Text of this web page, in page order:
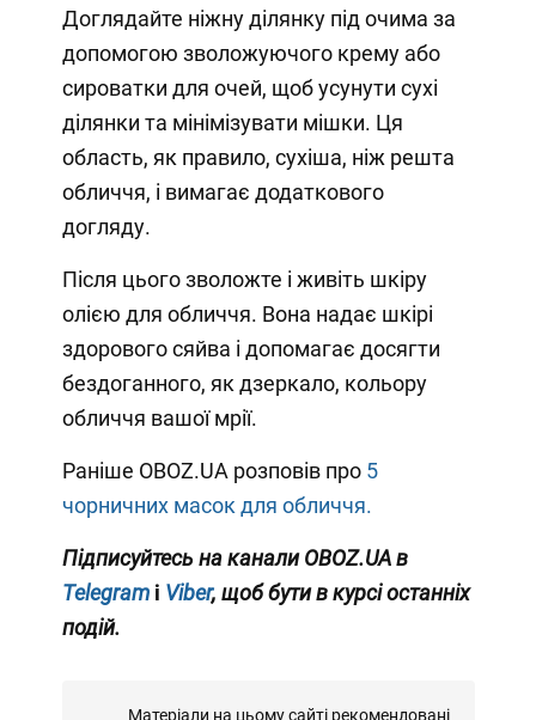
Доглядайте ніжну ділянку під очима за
допомогою зволожуючого крему або
сироватки для очей, щоб усунути сухі
ділянки та мінімізувати мішки. Ця
область, як правило, сухіша, ніж решта
обличчя, і вимагає додаткового
догляду.
Після цього зволожте і живіть шкіру
олією для обличчя. Вона надає шкірі
здорового сяйва і допомагає досягти
бездоганного, як дзеркало, кольору
обличчя вашої мрії.
Раніше OBOZ.UA розповів про 5
чорничних масок для обличчя.
Підписуйтесь на каналиOBOZ.UA в
Telegram і Viber, щоб бути в курсі останніх
подій.
Матеріали на цьому сайті рекомендовані